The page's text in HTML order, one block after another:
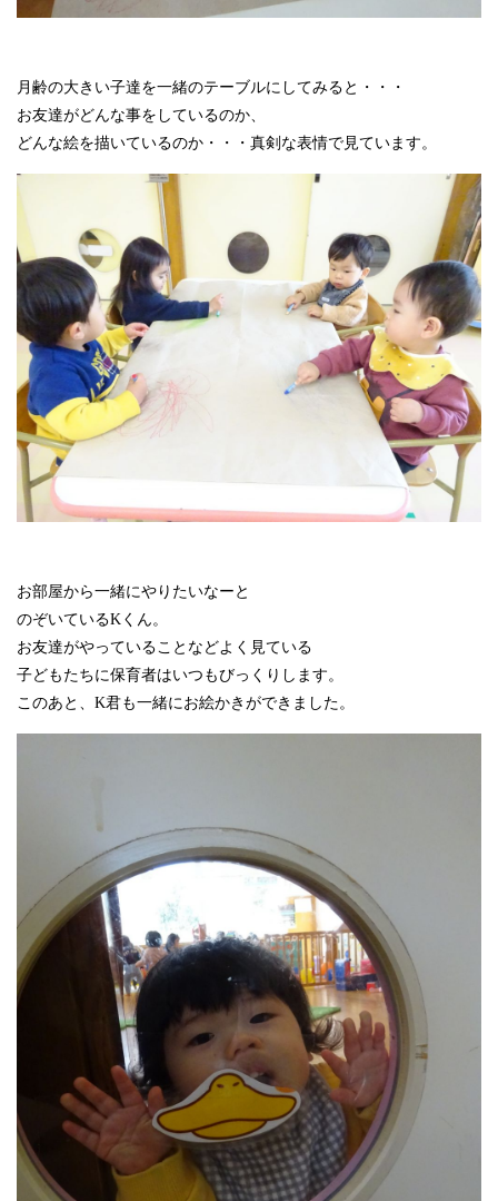
月齢の大きい子達を一緒のテーブルにしてみると・・・
お友達がどんな事をしているのか、
どんな絵を描いているのか・・・真剣な表情で見ています。
お部屋から一緒にやりたいなーと
のぞいているKくん。
お友達がやっていることなどよく見ている
子どもたちに保育者はいつもびっくりします。
このあと、K君も一緒にお絵かきができました。